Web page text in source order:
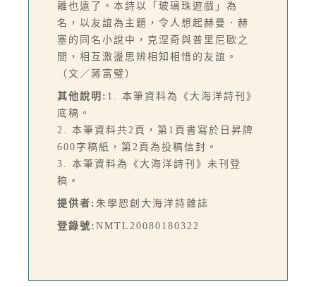
離也遠了。本詩以「玻璃珠遊戲」為
名，以友誼為主題，令人想起赫曼．赫
塞的同名小說中，克涅奇與普里尼歐之
間，相互激盪思辨相知相惜的友誼。
（文／蔣富璧）
其他說明: 1. 本筆資料為《大海洋詩刊》
底稿。
2. 本筆資料共2頁，第1頁書寫於日昇牌
600字稿紙，第2頁為投稿信封。
3. 本筆資料為《大海洋詩刊》未刊登
稿。
提供者: 朱學恕創大海洋詩雜誌
登錄號: NMTL20080180322